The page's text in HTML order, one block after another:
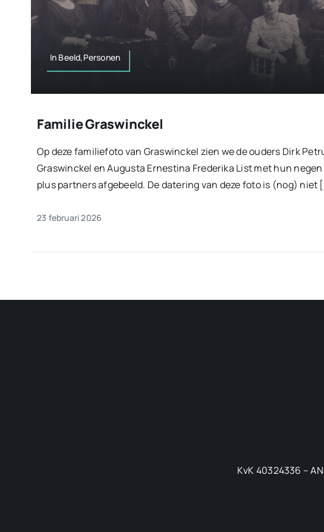
In Beeld,Personen
Familie Graswinckel
Op deze familiefoto van Graswinckel zien we de ouders Dirk
Graswinckel en Augusta Ernestina Frederika List met hun
plus partners afgebeeld. De datering van deze foto is (nog) niet
23 februari 2026
KvK 40324336 –